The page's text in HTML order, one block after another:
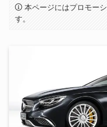
本ページにはプロモー
す。